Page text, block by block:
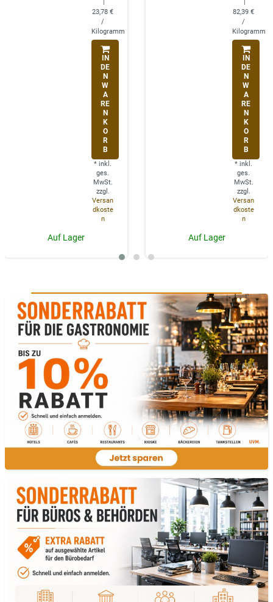
23,78 €
/
Kilogramm
IN
DE
N
W
A
RE
N
K
O
R
B
* inkl.
ges.
MwSt.
zzgl.
Versan
dkoste
n
Auf Lager
82,39 €
/
Kilogramm
IN
DE
N
W
A
RE
N
K
O
R
B
* inkl.
ges.
MwSt.
zzgl.
Versan
dkoste
n
Auf Lager